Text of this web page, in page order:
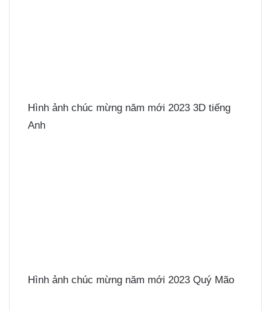
Hình ảnh chúc mừng năm mới 2023 3D tiếng
Anh
Hình ảnh chúc mừng năm mới 2023 Quý Mão